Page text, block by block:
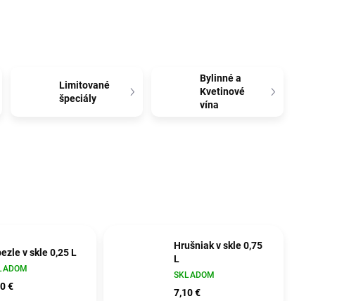
Limitované
špeciály
Bylinné a
Kvetinové
vína
v skle 0,25 L
€
Hrušniak v skle 0,75
L
SKLADOM
7,10 €